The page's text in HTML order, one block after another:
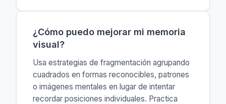
¿Cómo puedo mejorar mi memoria
visual?
Usa estrategias de fragmentación agrupando
cuadrados en formas reconocibles, patrones
o imágenes mentales en lugar de intentar
recordar posiciones individuales. Practica